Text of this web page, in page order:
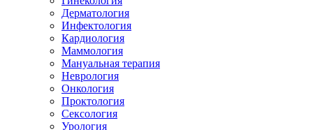
Дерматология
Инфектология
Кардиология
Маммология
Мануальная терапия
Неврология
Онкология
Проктология
Сексология
Урология